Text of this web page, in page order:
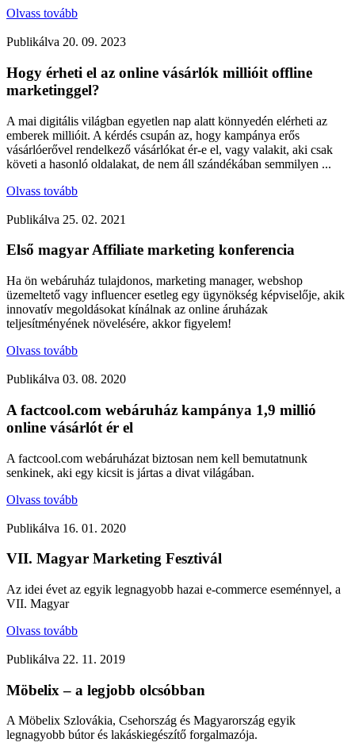
Olvass tovább
Publikálva 20. 09. 2023
Hogy érheti el az online vásárlók millióit offline
marketinggel?
A mai digitális világban egyetlen nap alatt könnyedén elérheti az
emberek millióit. A kérdés csupán az, hogy kampánya erős
vásárlóerővel rendelkező vásárlókat ér-e el, vagy valakit, aki csak
követi a hasonló oldalakat, de nem áll szándékában semmilyen ...
Olvass tovább
Publikálva 25. 02. 2021
Első magyar Affiliate marketing konferencia
Ha ön webáruház tulajdonos, marketing manager, webshop
üzemeltető vagy influencer esetleg egy ügynökség képviselője, akik
innovatív megoldásokat kínálnak az online áruházak
teljesítményének növelésére, akkor figyelem!
Olvass tovább
Publikálva 03. 08. 2020
A factcool.com webáruház kampánya 1,9 millió
online vásárlót ér el
A factcool.com webáruházat biztosan nem kell bemutatnunk
senkinek, aki egy kicsit is jártas a divat világában.
Olvass tovább
Publikálva 16. 01. 2020
VII. Magyar Marketing Fesztivál
Az idei évet az egyik legnagyobb hazai e-commerce eseménnyel, a
VII. Magyar
Olvass tovább
Publikálva 22. 11. 2019
Möbelix – a legjobb olcsóbban
A Möbelix Szlovákia, Csehország és Magyarország egyik
legnagyobb bútor és lakáskiegészítő forgalmazója.